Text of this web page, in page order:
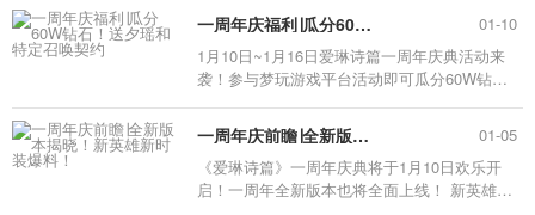
春节活动可获取品牌代言人郑秀妍亲笔签名
照、绝美海报！免费抽送杰西卡、莲殇新时装~
一周年庆福利∣瓜分60W钻石！送夕瑶和特定召唤契约
01-10
1月10日~1月16日爱琳诗篇一周年庆典活动来
袭！参与梦玩游戏平台活动即可瓜分60W钻
宴，邀您出席~
一周年庆前瞻∣全新版本揭晓！新英雄新时装爆料！
01-05
《爱琳诗篇》一周年庆典将于1月10日欢乐开
启！一周年全新版本也将全面上线！ 新英雄夕